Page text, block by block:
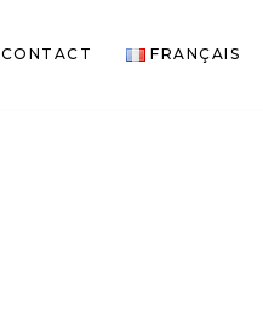
CONTACT FRANÇAIS